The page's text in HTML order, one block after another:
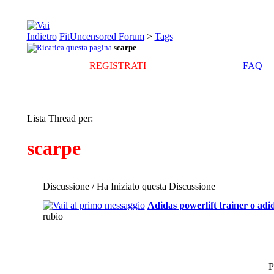
FitUncensored Forum > Tags
scarpe
REGISTRATI FAQ
Lista Thread per:
scarpe
Discussione / Ha Iniziato questa Discussione
Adidas powerlift trainer o
rubio